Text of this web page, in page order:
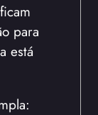
para
está